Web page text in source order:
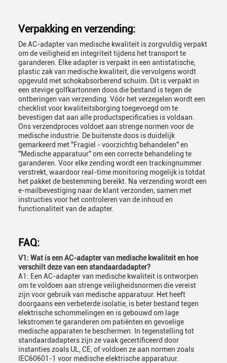
Verpakking en verzending:
De AC-adapter van medische kwaliteit is zorgvuldig verpakt
om de veiligheid en integriteit tijdens het transport te
garanderen. Elke adapter is verpakt in een antistatische,
plastic zak van medische kwaliteit, die vervolgens wordt
opgevuld met schokabsorberend schuim. Dit is verpakt in
een stevige golfkartonnen doos die bestand is tegen de
ontberingen van verzending. Vóór het verzegelen wordt een
checklist voor kwaliteitsborging toegevoegd om te
bevestigen dat aan alle productspecificaties is voldaan.
Ons verzendproces voldoet aan strenge normen voor de
medische industrie. De buitenste doos is duidelijk
gemarkeerd met "Fragiel - voorzichtig behandelen" en
"Medische apparatuur" om een correcte behandeling te
garanderen. Voor elke zending wordt een trackingnummer
verstrekt, waardoor real-time monitoring mogelijk is totdat
het pakket de bestemming bereikt. Na verzending wordt een
e-mailbevestiging naar de klant verzonden, samen met
instructies voor het controleren van de inhoud en
functionaliteit van de adapter.
FAQ:
V1: Wat is een AC-adapter van medische kwaliteit en hoe
verschilt deze van een standaardadapter?
A1: Een AC-adapter van medische kwaliteit is ontworpen
om te voldoen aan strenge veiligheidsnormen die vereist
zijn voor gebruik van medische apparatuur. Het heeft
doorgaans een verbeterde isolatie, is beter bestand tegen
elektrische schommelingen en is gebouwd om lage
lekstromen te garanderen om patiënten en gevoelige
medische apparaten te beschermen. In tegenstelling tot
standaardadapters zijn ze vaak gecertificeerd door
instanties zoals UL, CE, of voldoen ze aan normen zoals
IEC60601-1 voor medische elektrische apparatuur.